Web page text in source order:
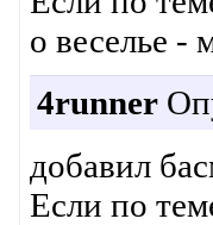
о веселье -
4runner
добавил
Если по